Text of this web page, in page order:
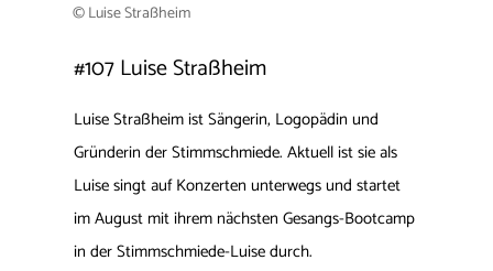
© Luise Straßheim
#107Luise Straßheim
Luise Straßheim ist Sängerin, Logopädin und
Gründerin der Stimmschmiede. Aktuell ist sie als
Luise singt auf Konzerten unterwegs und startet
im August mit ihrem nächsten Gesangs-Bootcamp
in der Stimmschmiede-Luise durch.